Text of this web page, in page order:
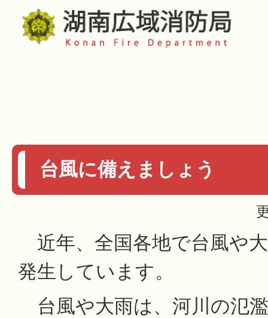
台風に備えましょう
近年、全国各地で台風や
発生しています。
台風や大雨は、河川の氾